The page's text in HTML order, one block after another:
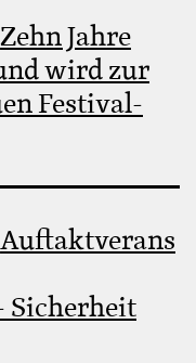
Zehn Jahre
wird zur
Festival-
Auftaktverans
Sicherheit